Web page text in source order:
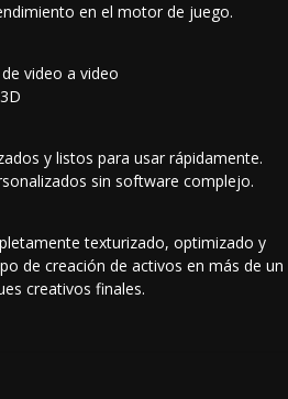
en el motor de juego.
video a video
y listos para usar rápidamente.
sin software complejo.
texturizado, optimizado y
de creación de activos en más de un
creativos finales.